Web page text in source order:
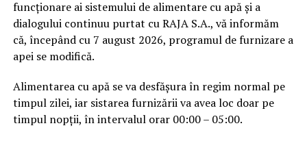
funcționare ai sistemului de alimentare cu apă și a
dialogului continuu purtat cu RAJA S.A., vă informăm
că, începând cu 7 august 2026, programul de furnizare a
apei se modifică.
Alimentarea cu apă se va desfășura în regim normal pe
timpul zilei, iar sistarea furnizării va avea loc doar pe
timpul nopții, în intervalul orar 00:00 – 05:00.